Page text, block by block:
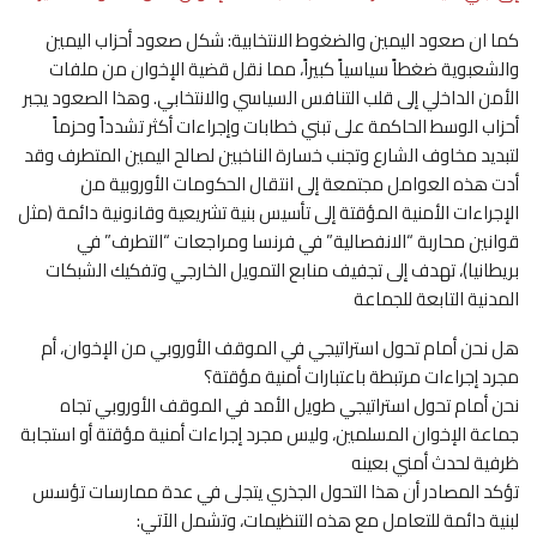
كما ان صعود اليمين والضغوط الانتخابية: شكل صعود أحزاب اليمين
والشعبوية ضغطاً سياسياً كبيراً، مما نقل قضية الإخوان من ملفات
الأمن الداخلي إلى قلب التنافس السياسي والانتخابي. وهذا الصعود يجبر
أحزاب الوسط الحاكمة على تبني خطابات وإجراءات أكثر تشدداً وحزماً
لتبديد مخاوف الشارع وتجنب خسارة الناخبين لصالح اليمين المتطرف وقد
أدت هذه العوامل مجتمعة إلى انتقال الحكومات الأوروبية من
الإجراءات الأمنية المؤقتة إلى تأسيس بنية تشريعية وقانونية دائمة (مثل
قوانين محاربة “الانفصالية” في فرنسا ومراجعات “التطرف” في
بريطانيا)، تهدف إلى تجفيف منابع التمويل الخارجي وتفكيك الشبكات
المدنية التابعة للجماعة
هل نحن أمام تحول استراتيجي في الموقف الأوروبي من الإخوان، أم
مجرد إجراءات مرتبطة باعتبارات أمنية مؤقتة؟
نحن أمام تحول استراتيجي طويل الأمد في الموقف الأوروبي تجاه
جماعة الإخوان المسلمين، وليس مجرد إجراءات أمنية مؤقتة أو استجابة
ظرفية لحدث أمني بعينه
تؤكد المصادر أن هذا التحول الجذري يتجلى في عدة ممارسات تؤسس
لبنية دائمة للتعامل مع هذه التنظيمات، وتشمل الآتي: